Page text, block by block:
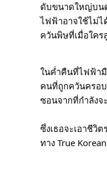
ดับขนาดใหญ่บน
ไฟฟ้าอาจใช้ไม่ไ
ควันพิษที่เมื่อใคร
ในค่ำคืนที่ไฟฟ้า
คนที่ถูกควันครอ
ซอนจากที่กำลังจ
ซึ่งเธอจะเอาชีวิ
ทาง True